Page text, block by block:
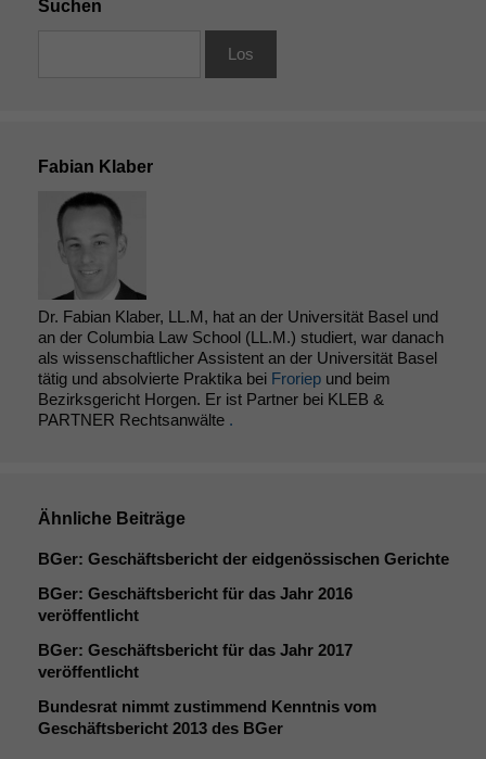
Suchen
Fabian Klaber
Dr. Fabian Klaber, LL.M, hat an der Universität Basel und
an der Columbia Law School (LL.M.) studiert, war danach
als wissenschaftlicher Assistent an der Universität Basel
tätig und absolvierte Praktika bei Froriep und beim
Bezirksgericht Horgen. Er ist Partner bei KLEB &
PARTNER Rechtsanwälte .
Ähnliche Beiträge
BGer: Geschäftsbericht der eidgenössischen Gerichte
BGer: Geschäftsbericht für das Jahr 2016
veröffentlicht
BGer: Geschäftsbericht für das Jahr 2017
veröffentlicht
Bundesrat nimmt zustimmend Kenntnis vom
Geschäftsbericht 2013 des BGer